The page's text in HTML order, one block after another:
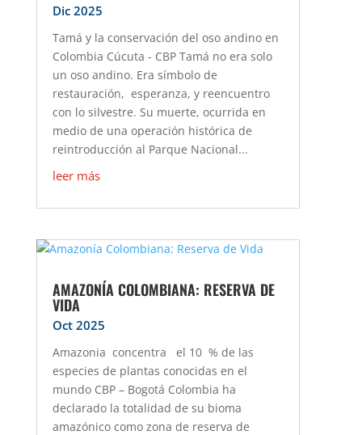
Dic 2025
Tamá y la conservación del oso andino en
Colombia Cúcuta - CBP Tamá no era solo
un oso andino. Era símbolo de
restauración, esperanza, y reencuentro
con lo silvestre. Su muerte, ocurrida en
medio de una operación histórica de
reintroducción al Parque Nacional...
leer más
AMAZONÍA COLOMBIANA: RESERVA DE
VIDA
Oct 2025
Amazonia concentra el 10 % de las
especies de plantas conocidas en el
mundo CBP – Bogotá Colombia ha
declarado la totalidad de su bioma
amazónico como zona de reserva de